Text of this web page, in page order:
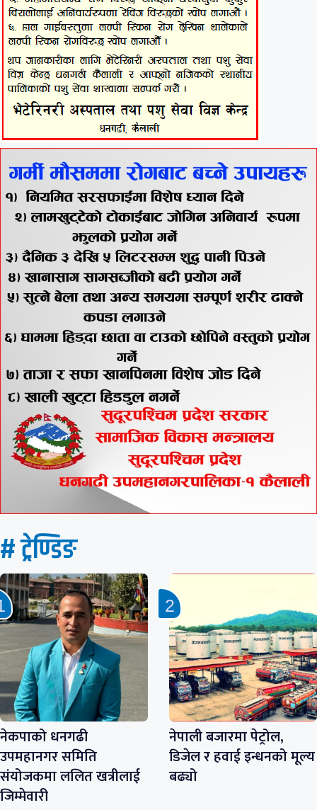
# ट्रेण्डिङ
नेकपाको धनगढी
उपमहानगर समिति
संयोजकमा ललित खत्रीलाई
जिम्मेवारी
नेपाली बजारमा पेट्रोल,
डिजेल र हवाई इन्धनको मूल्य
बढ्यो